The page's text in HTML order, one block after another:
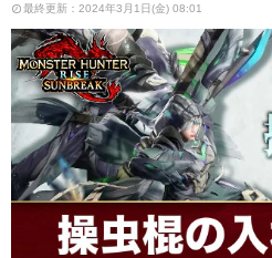
最終更新：2024年3月1日(金) 08:01